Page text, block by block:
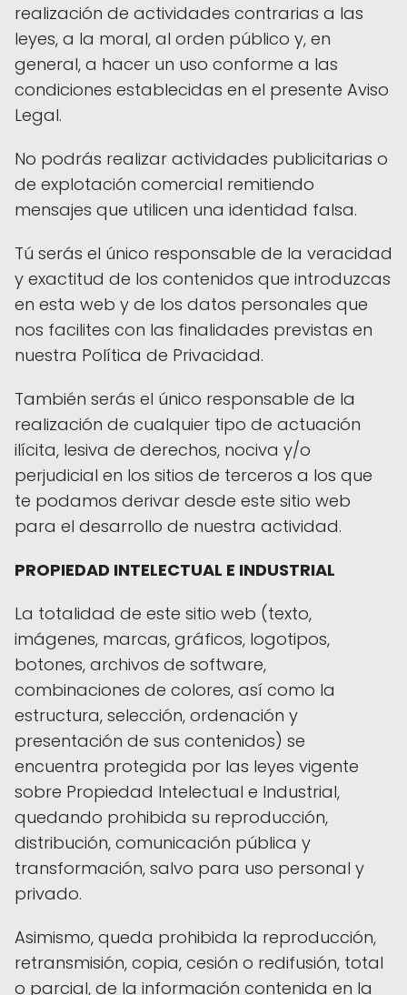
realización de actividades contrarias a las
leyes, a la moral, al orden público y, en
general, a hacer un uso conforme a las
condiciones establecidas en el presente Aviso
Legal.
No podrás realizar actividades publicitarias o
de explotación comercial remitiendo
mensajes que utilicen una identidad falsa.
Tú serás el único responsable de la veracidad
y exactitud de los contenidos que introduzcas
en esta web y de los datos personales que
nos facilites con las finalidades previstas en
nuestra Política de Privacidad.
También serás el único responsable de la
realización de cualquier tipo de actuación
ilícita, lesiva de derechos, nociva y/o
perjudicial en los sitios de terceros a los que
te podamos derivar desde este sitio web
para el desarrollo de nuestra actividad.
PROPIEDAD INTELECTUAL E INDUSTRIAL
La totalidad de este sitio web (texto,
imágenes, marcas, gráficos, logotipos,
botones, archivos de software,
combinaciones de colores, así como la
estructura, selección, ordenación y
presentación de sus contenidos) se
encuentra protegida por las leyes vigente
sobre Propiedad Intelectual e Industrial,
quedando prohibida su reproducción,
distribución, comunicación pública y
transformación, salvo para uso personal y
privado.
Asimismo, queda prohibida la reproducción,
retransmisión, copia, cesión o redifusión, total
o parcial, de la información contenida en la